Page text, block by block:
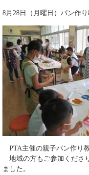
8月28日（月曜日）パン作
PTA主催の親子パン作り
地域の方もご参加くださ
ました。